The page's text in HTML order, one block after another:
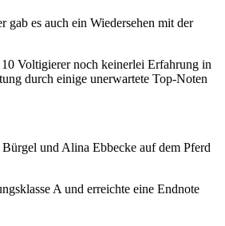
gab es auch ein Wiedersehen mit der
Voltigierer noch keinerlei Erfahrung in
durch einige unerwartete Top-Noten
und Alina Ebbecke auf dem Pferd
A und erreichte eine Endnote